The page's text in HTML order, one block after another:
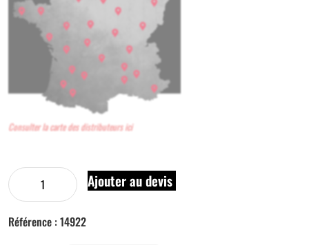
Consulter la carte des distributeurs ici
Ajouter au devis
Référence : 14922